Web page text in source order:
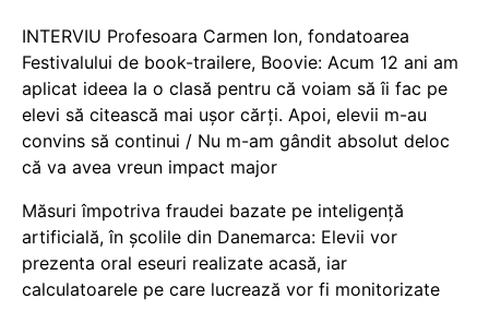
INTERVIU Profesoara Carmen Ion, fondatoarea
Festivalului de book-trailere, Boovie: Acum 12 ani am
aplicat ideea la o clasă pentru că voiam să îi fac pe
elevi să citească mai ușor cărți. Apoi, elevii m-au
convins să continui / Nu m-am gândit absolut deloc
că va avea vreun impact major
Măsuri împotriva fraudei bazate pe inteligență
artificială, în școlile din Danemarca: Elevii vor
prezenta oral eseuri realizate acasă, iar
calculatoarele pe care lucrează vor fi monitorizate